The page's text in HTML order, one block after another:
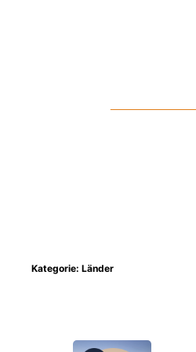
Kategorie: Länder